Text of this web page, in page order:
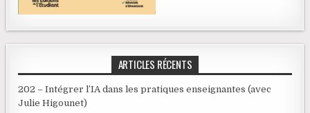
ARTICLES RÉCENTS
202 – Intégrer l’IA dans les pratiques enseignantes (avec
Julie Higounet)